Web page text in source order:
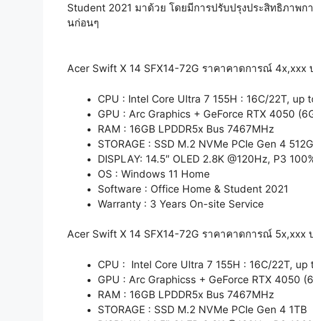
Student 2021 มาด้วย โดยมีการปรับปรุงประสิทธิภาพก
นก่อนๆ
Acer Swift X 14 SFX14-72G ราคาคาดการณ์ 4x,xxx
CPU : Intel Core Ultra 7 155H : 16C/22T, up
GPU : Arc Graphics + GeForce RTX 4050
RAM : 16GB LPDDR5x Bus 7467MHz
STORAGE : SSD M.2 NVMe PCIe Gen 4
DISPLAY: 14.5″ OLED 2.8K @120Hz, P3
OS : Windows 11 Home
Software : Office Home & Student 2021
Warranty : 3 Years On-site Service
Acer Swift X 14 SFX14-72G ราคาคาดการณ์ 5x,xxx
CPU : Intel Core Ultra 7 155H : 16C/22T, up
GPU : Arc Graphicss + GeForce RTX 4050
RAM : 16GB LPDDR5x Bus 7467MHz
STORAGE : SSD M.2 NVMe PCIe Gen 4 1TB